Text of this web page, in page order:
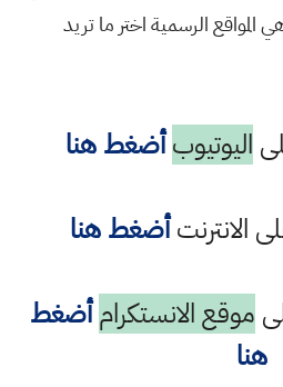
المواقع الرسمية اختر ما تريد
اليوتيوب أضغط هنا
الانترنتأضغط هنا
موقع الانستكرام أضغط
هنا